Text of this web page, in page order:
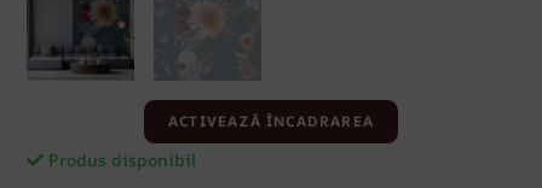
ACTIVEAZĂ ÎNCADRAREA
Produs disponibil